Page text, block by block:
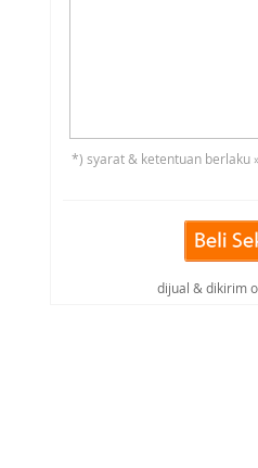
*) syarat & ketentuan berlaku
dijual & dikirim